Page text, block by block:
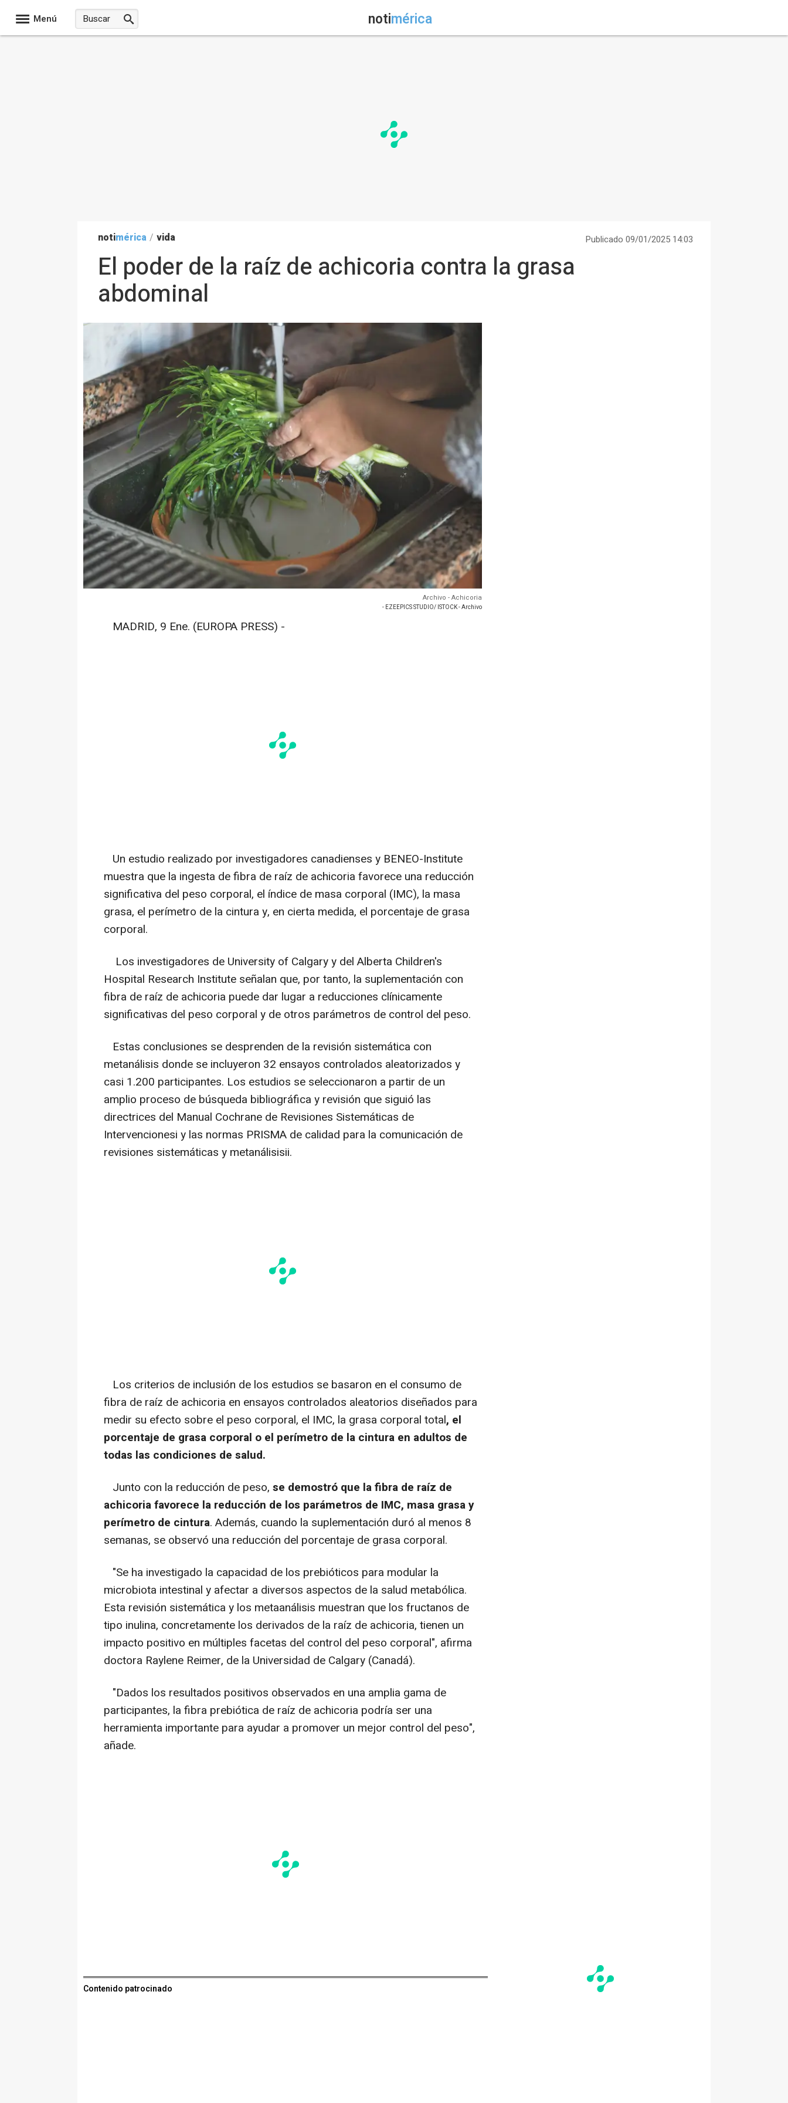
Menú notimérica
notimérica / vida Publicado 09/01/2025 14:03
El poder de la raíz de achicoria contra la grasa
abdominal
Archivo - Achicoria
- EZEEPICS STUDIO/ ISTOCK - Archivo
MADRID, 9 Ene. (EUROPA PRESS) -
Un estudio realizado por investigadores canadienses y BENEO-Institute
muestra que la ingesta de fibra de raíz de achicoria favorece una reducción
significativa del peso corporal, el índice de masa corporal (IMC), la masa
grasa, el perímetro de la cintura y, en cierta medida, el porcentaje de grasa
corporal.
Los investigadores de University of Calgary y del Alberta Children's
Hospital Research Institute señalan que, por tanto, la suplementación con
fibra de raíz de achicoria puede dar lugar a reducciones clínicamente
significativas del peso corporal y de otros parámetros de control del peso.
Estas conclusiones se desprenden de la revisión sistemática con
metanálisis donde se incluyeron 32 ensayos controlados aleatorizados y
casi 1.200 participantes. Los estudios se seleccionaron a partir de un
amplio proceso de búsqueda bibliográfica y revisión que siguió las
directrices del Manual Cochrane de Revisiones Sistemáticas de
Intervencionesi y las normas PRISMA de calidad para la comunicación de
revisiones sistemáticas y metanálisisii.
Los criterios de inclusión de los estudios se basaron en el consumo de
fibra de raíz de achicoria en ensayos controlados aleatorios diseñados para
medir su efecto sobre el peso corporal, el IMC, la grasa corporal total, el
porcentaje de grasa corporal o el perímetro de la cintura en adultos de
todas las condiciones de salud.
Junto con la reducción de peso, se demostró que la fibra de raíz de
achicoria favorece la reducción de los parámetros de IMC, masa grasa y
perímetro de cintura. Además, cuando la suplementación duró al menos 8
semanas, se observó una reducción del porcentaje de grasa corporal.
"Se ha investigado la capacidad de los prebióticos para modular la
microbiota intestinal y afectar a diversos aspectos de la salud metabólica.
Esta revisión sistemática y los metaanálisis muestran que los fructanos de
tipo inulina, concretamente los derivados de la raíz de achicoria, tienen un
impacto positivo en múltiples facetas del control del peso corporal", afirma
doctora Raylene Reimer, de la Universidad de Calgary (Canadá).
"Dados los resultados positivos observados en una amplia gama de
participantes, la fibra prebiótica de raíz de achicoria podría ser una
herramienta importante para ayudar a promover un mejor control del peso",
añade.
Contenido patrocinado